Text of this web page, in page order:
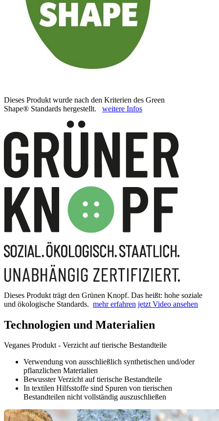
Dieses Produkt wurde nach den Kriterien des Green
Shape® Standards hergestellt. weitere Infos
Dieses Produkt trägt den Grünen Knopf. Das heißt: hohe soziale
und ökologische Standards. mehr erfahren jetzt Video ansehen
Technologien und Materialien
Veganes Produkt - Verzicht auf tierische Bestandteile
Verwendung von ausschließlich synthetischen und/oder
pflanzlichen Materialien
Bewusster Verzicht auf tierische Bestandteile
In textilen Hilfsstoffe sind Spuren von tierischen
Bestandteilen nicht vollständig auszuschließen